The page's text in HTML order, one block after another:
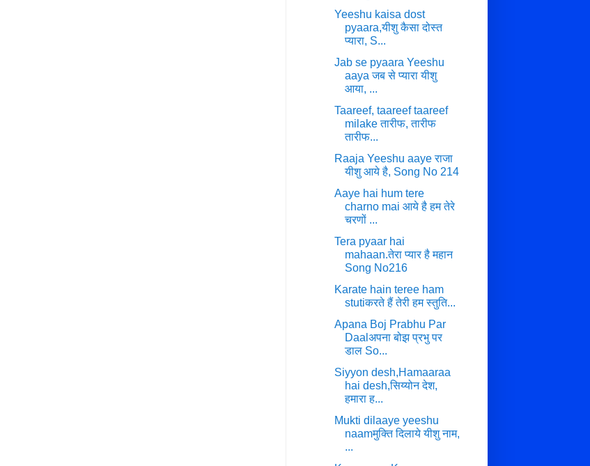
Yeeshu kaisa dost
pyaara,यीशु कैसा दोस्त
प्यारा, S...
Jab se pyaara Yeeshu
aaya जब से प्यारा यीशु
आया, ...
Taareef, taareef taareef
milake तारीफ, तारीफ
तारीफ...
Raaja Yeeshu aaye राजा
यीशु आये है, Song No 214
Aaye hai hum tere
charno mai आये है हम तेरे
चरणों ...
Tera pyaar hai
mahaan.तेरा प्यार है महान
Song No216
Karate hain teree ham
stutiकरते हैं तेरी हम स्तुति...
Apana Boj Prabhu Par
Daalअपना बोझ प्रभु पर
डाल So...
Siyyon desh,Hamaaraa
hai desh,सिय्योन देश,
हमारा ह...
Mukti dilaaye yeeshu
naamमुक्ति दिलाये यीशु नाम,
...